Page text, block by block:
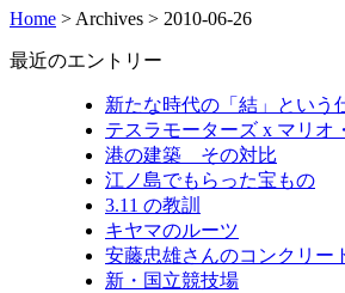
Home > Archives > 2010-06-26
最近のエントリー
新たな時代の「結」という
テスラモーターズ x マリ
港の建築 その対比
江ノ島でもらった宝もの
3.11 の教訓
キヤマのルーツ
安藤忠雄さんのコンクリー
新・国立競技場